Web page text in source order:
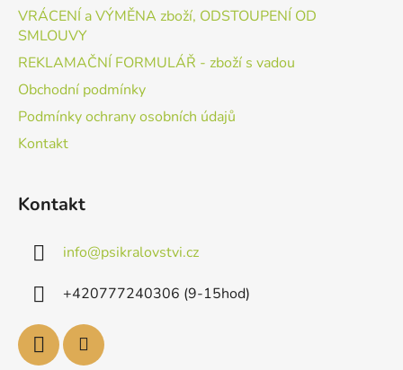
VRÁCENÍ a VÝMĚNA zboží, ODSTOUPENÍ OD
SMLOUVY
REKLAMAČNÍ FORMULÁŘ - zboží s vadou
Obchodní podmínky
Podmínky ochrany osobních údajů
Kontakt
Kontakt
info@psikralovstvi.cz
+420777240306 (9-15hod)